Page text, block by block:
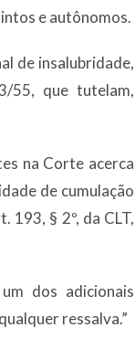
e autônomos.
de insalubridade,
55, que tutelam,
na Corte acerca
de cumulação
193, § 2º, da CLT,
dos adicionais
ressalva.”